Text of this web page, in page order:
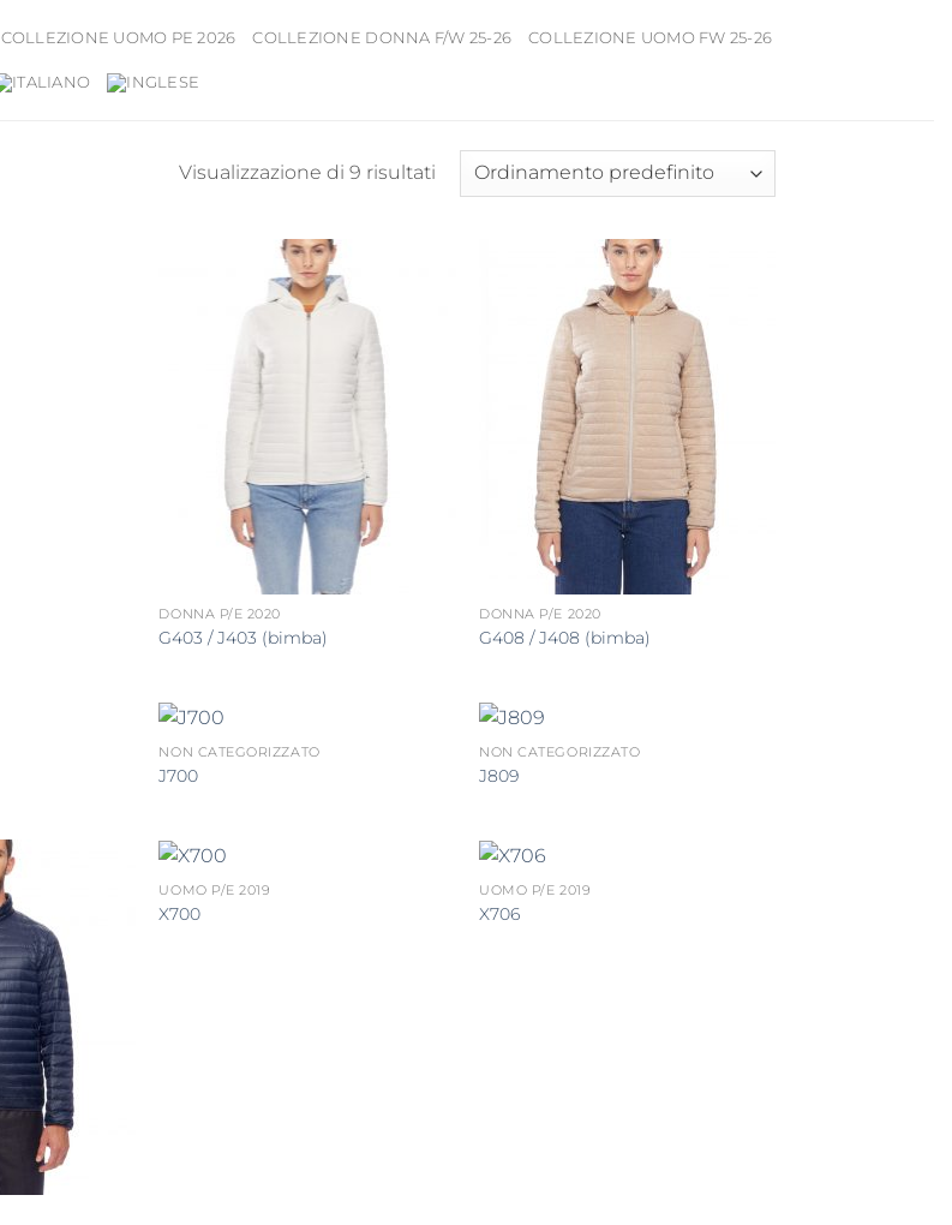
COLLEZIONE UOMO PE 2026 COLLEZIONE DONNA F/W 25-26 COLLEZIONE UOMO FW 25-26
Visualizzazione di 9 risultati
DONNA P/E 2020
G403 / J403 (bimba)
DONNA P/E 2020
G408 / J408 (bimba)
NON CATEGORIZZATO
J700
NON CATEGORIZZATO
J809
UOMO P/E 2019
X700
UOMO P/E 2019
X706